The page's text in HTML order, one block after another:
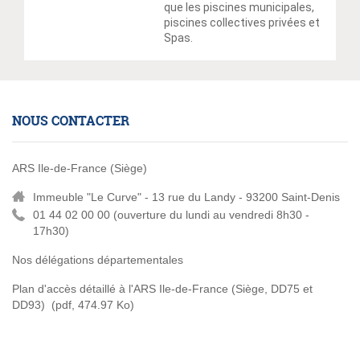
que les piscines municipales,
piscines collectives privées et
Spas.
NOUS CONTACTER
ARS Ile-de-France (Siège)
Immeuble "Le Curve" - 13 rue du Landy - 93200 Saint-Denis
01 44 02 00 00 (ouverture du lundi au vendredi 8h30 -
17h30)
Nos délégations départementales
Plan d'accès détaillé à l'ARS Ile-de-France (Siège, DD75 et
DD93)
(pdf, 474.97 Ko)